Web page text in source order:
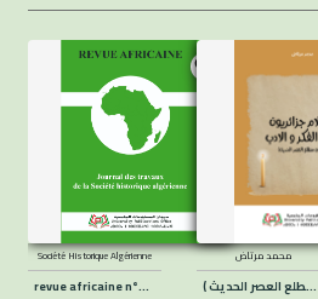
Société Historique Algérienne
revue africaine n°81-1937
محمد مرتاض
أعلام جزائريّون في الفكر والأدب ( حتّى مطلع العصر الحديث )